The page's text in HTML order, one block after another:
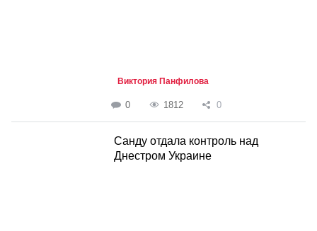
Виктория Панфилова
0 1812 0
Санду отдала контроль над
Днестром Украине